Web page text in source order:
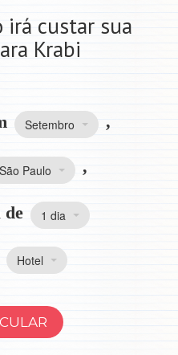
irá custar sua
Krabi
Setembro ,
São Paulo ,
de 1 dia
Hotel